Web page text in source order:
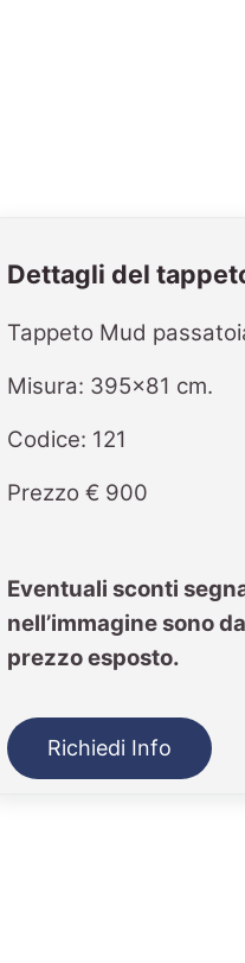
Dettagli del
Tappeto Mud
Misura: 395x81 cm.
Codice: 121
Prezzo € 900
Eventuali sconti
nell’immagine sono
prezzo esposto.
Richiedi Info